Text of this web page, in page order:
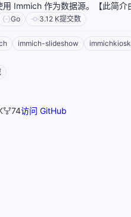
Immich 作为数据源。【此简介
Go 3.12 K提交数
immich-slideshow immichkiosk
74访问 GitHub